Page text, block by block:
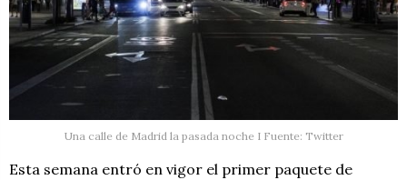
Una calle de Madrid la pasada noche I Fuente: Twitter
Esta semana entró en vigor el primer paquete de